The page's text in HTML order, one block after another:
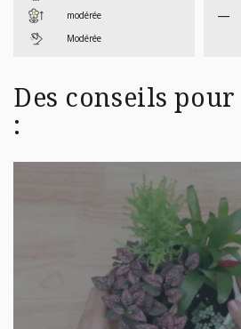
modérée
Modérée
—
Des conseils
: